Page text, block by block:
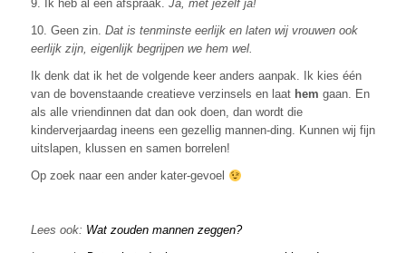
9. Ik heb al een afspraak. Ja, met jezelf ja!
10. Geen zin. Dat is tenminste eerlijk en laten wij vrouwen ook
eerlijk zijn, eigenlijk begrijpen we hem wel.
Ik denk dat ik het de volgende keer anders aanpak. Ik kies één
van de bovenstaande creatieve verzinsels en laat hem gaan. En
als alle vriendinnen dat dan ook doen, dan wordt die
kinderverjaardag ineens een gezellig mannen-ding. Kunnen wij fijn
uitslapen, klussen en samen borrelen!
Op zoek naar een ander kater-gevoel
Lees ook: Wat zouden mannen zeggen?